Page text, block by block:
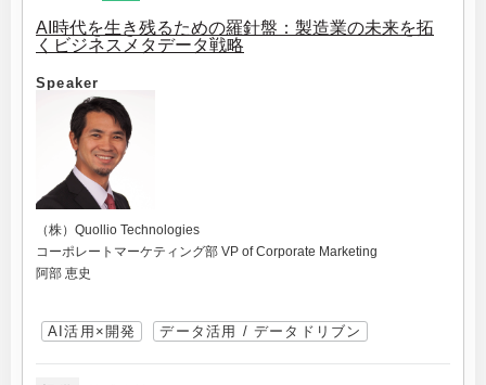
AI時代を生き残るための羅針盤：製造業の未来を拓
くビジネスメタデータ戦略
Speaker
（株）Quollio Technologies
コーポレートマーケティング部 VP of Corporate Marketing
阿部 恵史
AI活用×開発 データ活用 / データドリブン